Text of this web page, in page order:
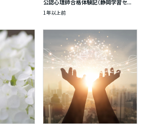
公認心理師合格体験記（静岡学習セ...
1年以上前